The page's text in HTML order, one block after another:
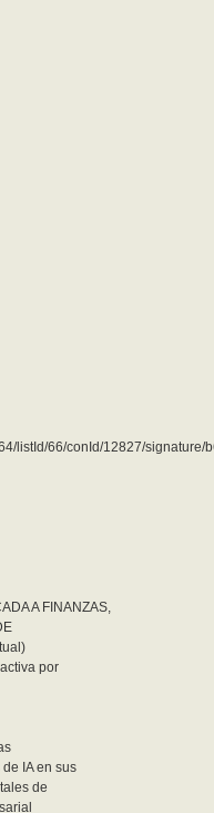
listId/66/conId/12827/
A FINANZAS,
por
IA en sus
de